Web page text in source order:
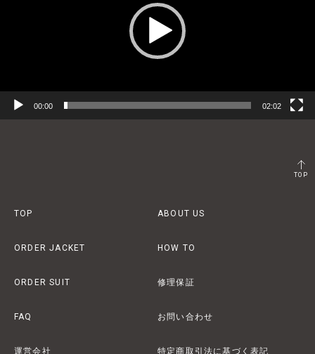
00:00 02:02
TOP
TOP ABOUT US
ORDER JACKET HOW TO
ORDER SUIT 修理保証
FAQ お問い合わせ
運営会社 特定商取引法に基づく表記